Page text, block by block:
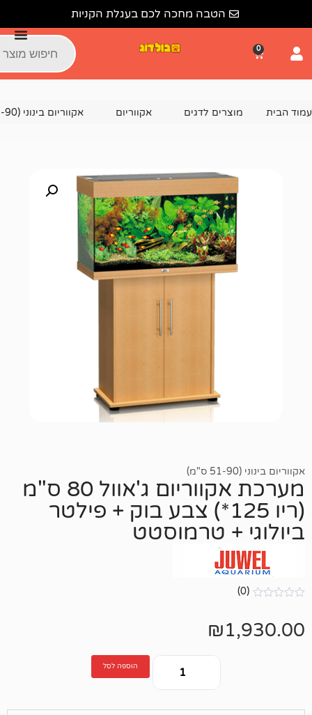
הטבה מחכה לכם בעגלת הקניות
לדגים אקווריום אקווריום בינוני (51-90 ס"מ) מערכת
מערכת אקווריום ג'אוול 80 ס"מ
(ריו 125*) צבע בוק + פילטר
+ טרמוסטט
₪
הוספה לסל